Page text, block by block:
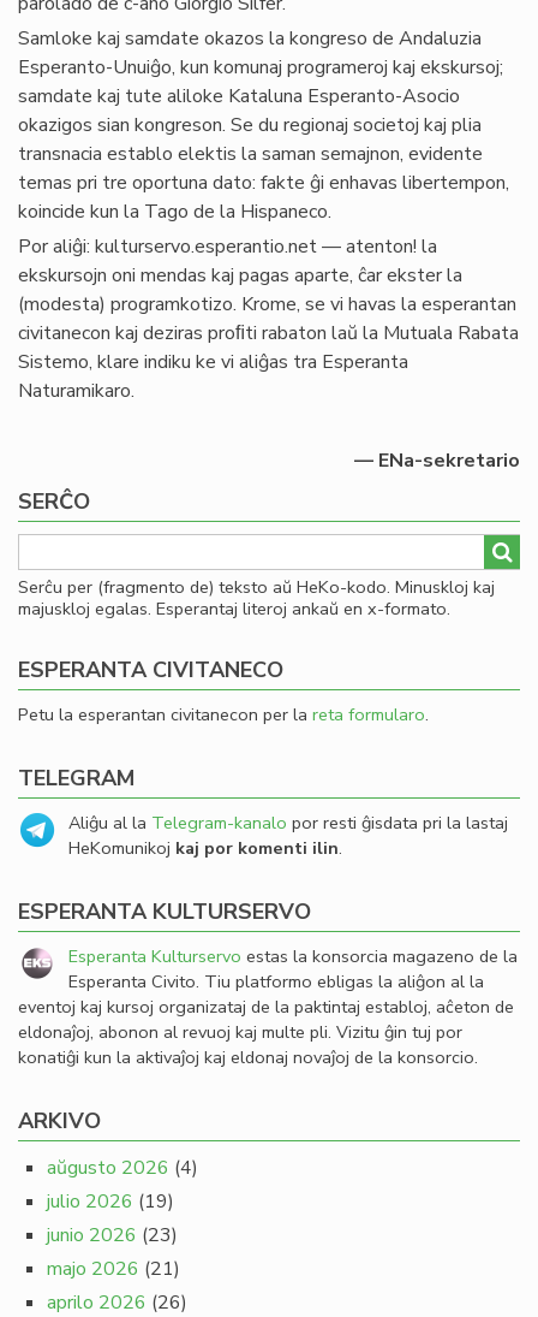
Samloke kaj samdate okazos la kongreso de Andaluzia
Esperanto-Unuiĝo, kun komunaj programeroj kaj ekskursoj;
samdate kaj tute aliloke Kataluna Esperanto-Asocio
okazigos sian kongreson. Se du regionaj societoj kaj plia
transnacia establo elektis la saman semajnon, evidente
temas pri tre oportuna dato: fakte ĝi enhavas libertempon,
koincide kun la Tago de la Hispaneco.
Por aliĝi: kulturservo.esperantio.net — atenton! la
ekskursojn oni mendas kaj pagas aparte, ĉar ekster la
(modesta) programkotizo. Krome, se vi havas la esperantan
civitanecon kaj deziras proﬁti rabaton laŭ la Mutuala Rabata
Sistemo, klare indiku ke vi aliĝas tra Esperanta
Naturamikaro.
— ENa-sekretario
SERĈO
Serĉu per (fragmento de) teksto aŭ HeKo-kodo. Minuskloj kaj
majuskloj egalas. Esperantaj literoj ankaŭ en x-formato.
ESPERANTA CIVITANECO
Petu la esperantan civitanecon per la reta formularo.
TELEGRAM
Aliĝu al la Telegram-kanalo por resti ĝisdata pri la lastaj
HeKomunikoj kaj por komenti ilin.
ESPERANTA KULTURSERVO
Esperanta Kulturservo estas la konsorcia magazeno de la
Esperanta Civito. Tiu platformo ebligas la aliĝon al la
eventoj kaj kursoj organizataj de la paktintaj establoj, aĉeton de
eldonaĵoj, abonon al revuoj kaj multe pli. Vizitu ĝin tuj por
konatiĝi kun la aktivaĵoj kaj eldonaj novaĵoj de la konsorcio.
ARKIVO
aŭgusto 2026 (4)
julio 2026 (19)
junio 2026 (23)
majo 2026 (21)
aprilo 2026 (26)